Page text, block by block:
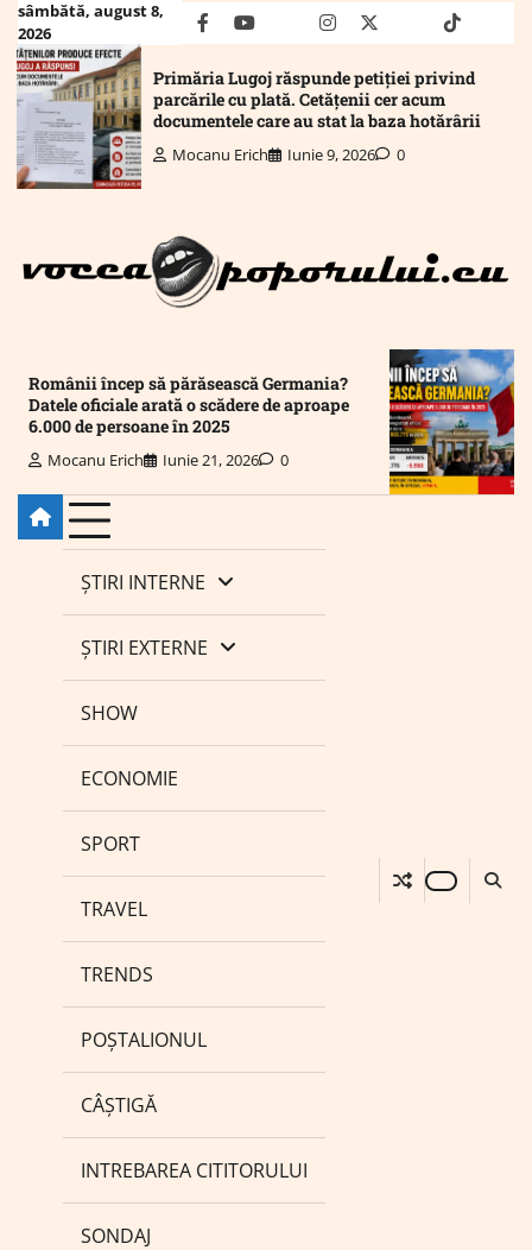
Skip
content
sâmbătă, august 8,
2026
facebookyoutubeMailinstagram
twitter truthtiktok
Primăria Lugoj răspunde petiției privind
parcările cu plată. Cetățenii cer acum
documentele care au stat la baza hotărârii
Mocanu Erich Iunie 9, 2026 0
Românii încep să părăsească Germania?
Datele oficiale arată o scădere de aproape
6.000 de persoane în 2025
Mocanu Erich Iunie 21, 2026 0
ȘTIRI INTERNE
ȘTIRI EXTERNE
SHOW
ECONOMIE
SPORT
TRAVEL
TRENDS
POȘTALIONUL
CÂȘTIGĂ
INTREBAREA CITITORULUI
SONDAJ